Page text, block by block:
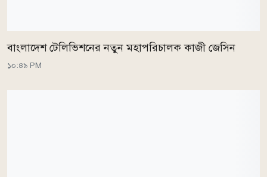
বাংলাদেশ টেলিভিশনের নতুন মহাপরিচালক কাজী জেসিন
১০:৪৯ PM